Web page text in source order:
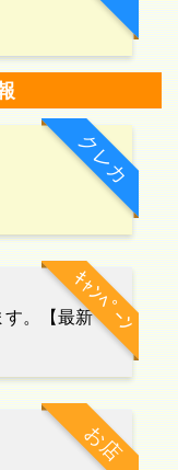
クレカ
ｷｬﾝﾍﾟｰﾝ
す。【最新
お店